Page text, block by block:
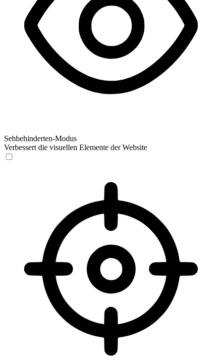
Sehbehinderten-Modus
Verbessert die visuellen Elemente der Website